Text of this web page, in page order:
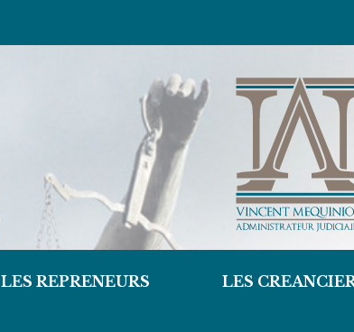
LES REPRENEURS LES